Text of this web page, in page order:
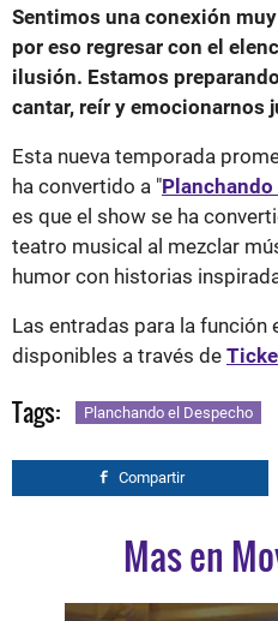
Sentimos una conexión
por eso regresar con el
ilusión. Estamos
cantar, reír y emocionarnos
Esta nueva temporada
ha convertido a "Planchando
es que el show se ha
teatro musical al mezclar
humor con historias
Las entradas para la función
disponibles a través de
Tags: Planchando el Despecho
Compartir
Mas en